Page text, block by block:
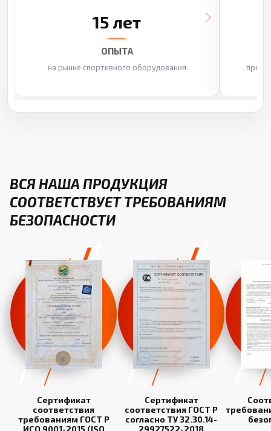
15 лет
ОПЫТА
на рынке спортивного оборудования
ВСЯ НАША ПРОДУКЦИЯ
СООТВЕТСТВУЕТ ТРЕБОВАНИЯМ
БЕЗОПАСНОСТИ
Сертификат
соответствия
требованиям ГОСТ Р
ИСО 9001-2015 (ISO
Сертификат
соответствия ГОСТ Р
согласно ТУ 32.30.14-
29927522-2018